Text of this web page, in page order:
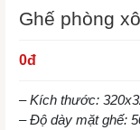
Ghế phòng
0đ
– Kích thước:
– Độ dày mặt ghế: